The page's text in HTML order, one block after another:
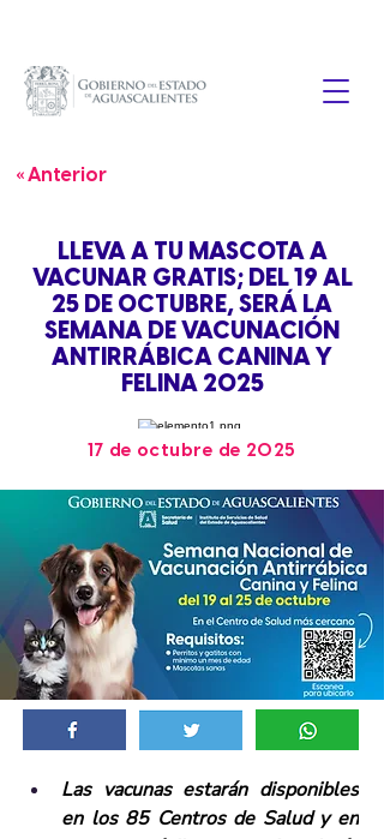
« Anterior
LLEVA A TU MASCOTA A
VACUNAR GRATIS; DEL 19 AL
25 DE OCTUBRE, SERÁ LA
SEMANA DE VACUNACIÓN
ANTIRRÁBICA CANINA Y
FELINA 2025
17 de octubre de 2025
Las vacunas estarán disponibles
en los 85 Centros de Salud y en